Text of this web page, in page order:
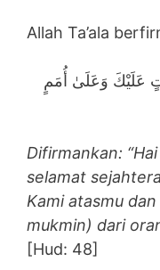
Allah Ta’ala
عَلَيْكَ وَعَلَىٰ أُمَمٍ
Difirmankan:
selamat
Kami atasmu
mukmin) dari
[Hud: 48]